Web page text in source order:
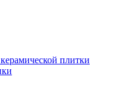
плитки